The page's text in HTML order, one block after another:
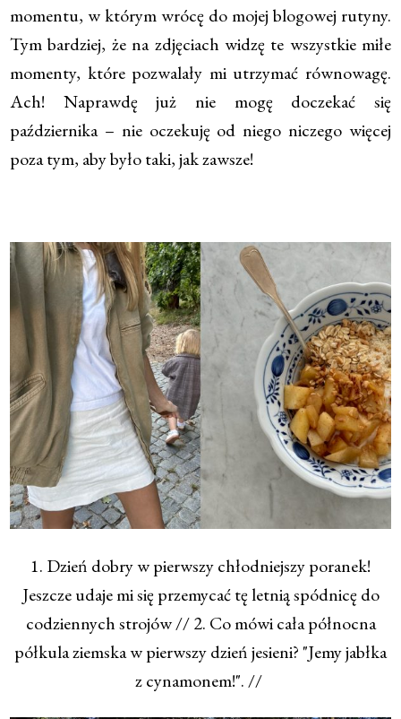
momentu, w którym wrócę do mojej blogowej rutyny.
Tym bardziej, że na zdjęciach widzę te wszystkie miłe
momenty, które pozwalały mi utrzymać równowagę.
Ach! Naprawdę już nie mogę doczekać się
października – nie oczekuję od niego niczego więcej
poza tym, aby było taki, jak zawsze!
1. Dzień dobry w pierwszy chłodniejszy poranek!
Jeszcze udaje mi się przemycać tę letnią spódnicę do
codziennych strojów // 2. Co mówi cała północna
półkula ziemska w pierwszy dzień jesieni? "Jemy jabłka
z cynamonem!". //